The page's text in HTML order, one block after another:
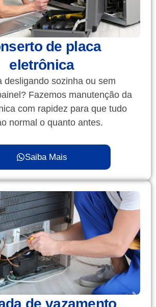
de placa
eletrônica
desligando sozinha ou sem
Fazemos manutenção da
com rapidez para que tudo
normal o quanto antes.
Saiba Mais
de vazamento